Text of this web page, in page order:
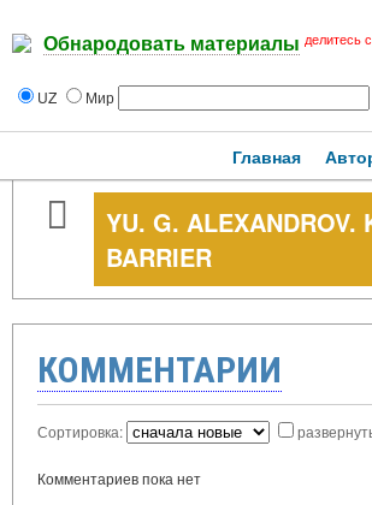
Обнародовать материалы делитесь
UZ Мир
Главная
YU. G. ALEXANDROV.
BARRIER
КОММЕНТАРИИ
Сортировка:
Комментариев пока нет